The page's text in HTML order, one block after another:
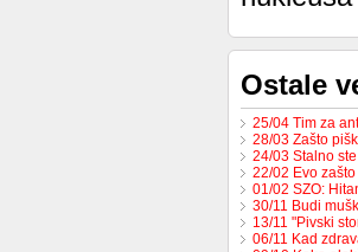
Ostale
25/04 Tim za
28/03 Zašto
24/03 Stalno
22/02 Evo
01/02 SZO:
30/11 Budi
13/11 "Pivski
06/11 Kad